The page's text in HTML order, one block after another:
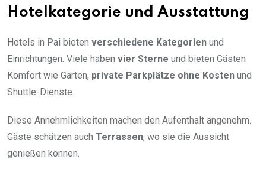
Hotelkategorie und Ausstattung
Hotels in Pai bieten verschiedene Kategorien und
Einrichtungen. Viele haben vier Sterne und bieten Gästen
Komfort wie Gärten, private Parkplätze ohne Kosten und
Shuttle-Dienste.
Diese Annehmlichkeiten machen den Aufenthalt angenehm.
Gäste schätzen auch Terrassen, wo sie die Aussicht
genießen können.